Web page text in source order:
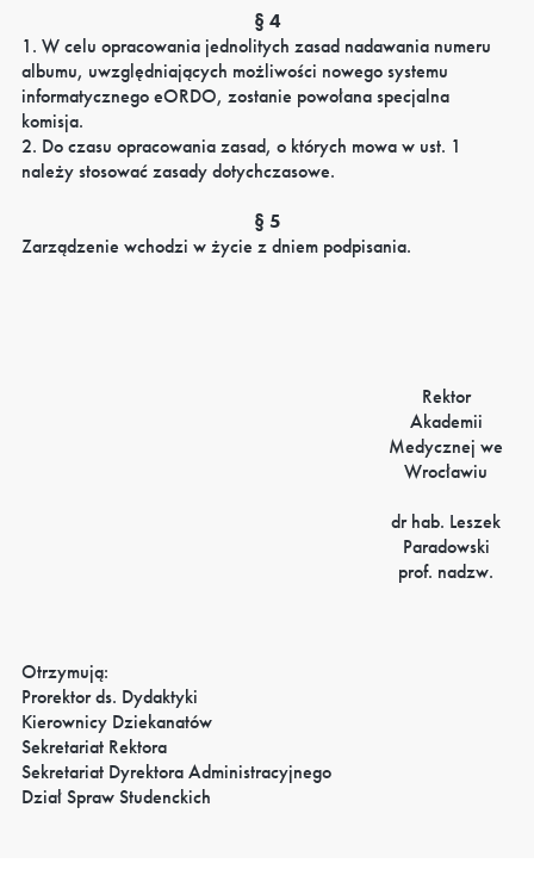
§ 4
1. W celu opracowania jednolitych zasad nadawania numeru
albumu, uwzględniających możliwości nowego systemu
informatycznego eORDO, zostanie powołana specjalna
komisja.
2. Do czasu opracowania zasad, o których mowa w ust. 1
należy stosować zasady dotychczasowe.
§ 5
Zarządzenie wchodzi w życie z dniem podpisania.
Rektor
Akademii
Medycznej we
Wrocławiu
dr hab. Leszek
Paradowski
prof. nadzw.
Otrzymują:
Prorektor ds. Dydaktyki
Kierownicy Dziekanatów
Sekretariat Rektora
Sekretariat Dyrektora Administracyjnego
Dział Spraw Studenckich